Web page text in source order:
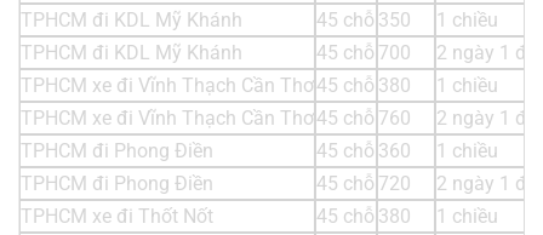
TPHCM đi KDL Mỹ Khánh
45 chỗ 350
1 chiều
TPHCM đi KDL Mỹ Khánh
45 chỗ 700
2 ngày 1
TPHCM xe đi Vĩnh Thạch Cần Thơ45 chỗ 380
1 chiều
TPHCM xe đi Vĩnh Thạch Cần Thơ45 chỗ 760
2 ngày 1
TPHCM đi Phong Điền
45 chỗ 360
1 chiều
TPHCM đi Phong Điền
45 chỗ 720
2 ngày 1
TPHCM xe đi Thốt Nốt
45 chỗ 380
1 chiều